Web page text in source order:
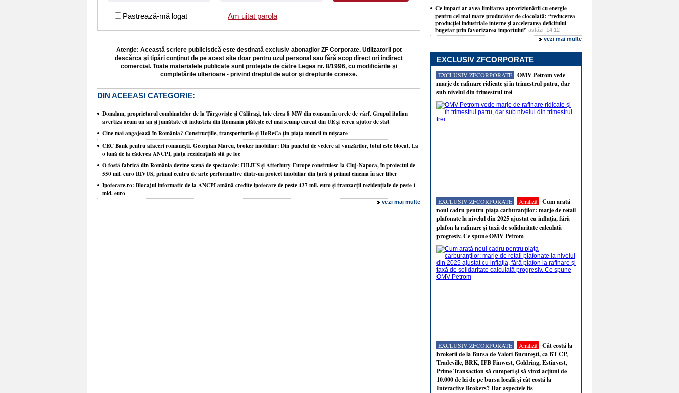
Pastrează-mă logat Am uitat parola
Atenţie: Această scriere publicistică este destinată exclusiv abonaţilor ZF Corporate. Utilizatorii pot
descărca şi tipări conţinut de pe acest site doar pentru uzul personal sau fără scop direct ori indirect
comercial. Toate materialele publicate sunt protejate de către Legea nr. 8/1996, cu modificările şi
completările ulterioare - privind dreptul de autor şi drepturile conexe.
DIN ACEEASI CATEGORIE:
Donalam, proprietarul combinatelor de la Târgovişte şi Călăraşi, taie circa 8 MW din consum în orele de vârf. Grupul italian
avertiza acum un an şi jumătate că industria din România plăteşte cel mai scump curent din UE şi cerea ajutor de stat
Cine mai angajează în România? Construcţiile, transporturile şi HoReCa ţin piaţa muncii în mişcare
CEC Bank pentru afaceri româneşti. Georgian Marcu, broker imobiliar: Din punctul de vedere al vânzărilor, totul este blocat. La
o lună de la căderea ANCPI, piaţa rezidenţială stă pe loc
O fostă fabrică din România devine scenă de spectacole: IULIUS şi Atterbury Europe construiesc la Cluj-Napoca, în proiectul de
550 mil. euro RIVUS, primul centru de arte performative dintr-un proiect imobiliar din ţară şi primul cinema în aer liber
Ipotecare.ro: Blocajul informatic de la ANCPI amână credite ipotecare de peste 437 mil. euro şi tranzacţii rezidenţiale de peste 1
mld. euro
vezi mai multe
Ce impact ar avea limitarea aprovizionării cu energie
pentru cel mai mare producător de ciocolată: “reducerea
producţiei industriale interne şi accelerarea deficitului
bugetar prin favorizarea importului” astăzi, 14:12
vezi mai multe
EXCLUSIV ZFCORPORATE
EXCLUSIV ZFCORPORATE
OMV Petrom vede
marje de rafinare ridicate şi în trimestrul patru, dar
sub nivelul din trimestrul trei
EXCLUSIV ZFCORPORATE Analiză
Cum arată
noul cadru pentru piaţa carburanţilor: marje de retail
plafonate la nivelul din 2025 ajustat cu inflaţia, fără
plafon la rafinare şi taxă de solidaritate calculată
progresiv. Ce spune OMV Petrom
EXCLUSIV ZFCORPORATE Analiză
Cât costă la
brokerii de la Bursa de Valori Bucureşti, ca BT CP,
Tradeville, BRK, IFB Finwest, Goldring, Estinvest,
Prime Transaction să cumperi şi să vinzi acţiuni de
10.000 de lei de pe bursa locală şi cât costă la
Interactive Brokers? Dar aspectele fis